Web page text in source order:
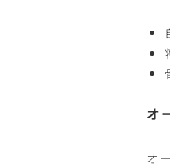
オ
オ